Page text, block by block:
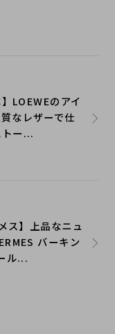
LOEWEのアイ
なレザーで仕
ー...
ス】上品なニュ
バーキン
ル...